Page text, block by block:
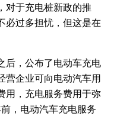
对于充电桩新政的推
必过多担忧，但这是在
后，公布了电动车充电
营企业可向电动汽车用
用，充电服务费用于弥
，电动汽车充电服务